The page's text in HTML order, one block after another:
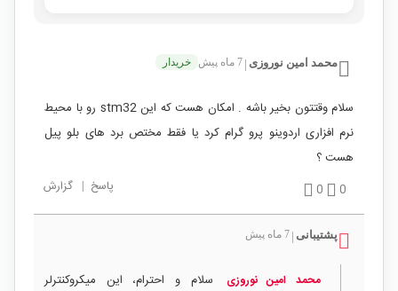
محمد امین نوروزی 7 ماه پیش خریدار
سلام وقتتون بخیر باشه . امکان هست که این stm32 رو با محیط
نرم افزاری اردوینو پرو گرام کرد یا فقط مختص برد های بلو پیل
هست ؟
0
0 پاسخ | گزارش
پشتیبانی 7 ماه پیش
محمد امین نوروزی سلام و احترام، این میکروکنترلر